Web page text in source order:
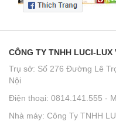
CÔNG TY TNHH LUCI-LUX
Trụ sở: Số 276 Đường Lê
Nội
Điện thoại: 0814.141.555 -
Nhà máy: Công Ty TNHH